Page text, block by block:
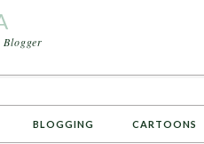
BLOGGING CARTOONS